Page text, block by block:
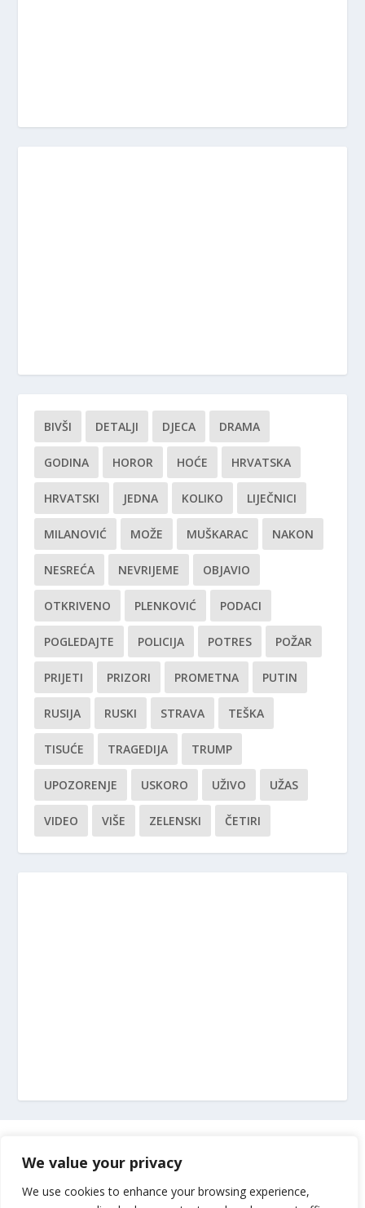
We value your privacy
We use cookies to enhance your browsing experience,
BIVŠI DETALJI DJECA DRAMA
GODINA HOROR HOĆE HRVATSKA
HRVATSKI JEDNA KOLIKO LIJEČNICI
MILANOVIĆ MOŽE MUŠKARAC NAKON
NESREĆA NEVRIJEME OBJAVIO
OTKRIVENO PLENKOVIĆ PODACI
POGLEDAJTE POLICIJA POTRES POŽAR
PRIJETI PRIZORI PROMETNA PUTIN
RUSIJA RUSKI STRAVA TEŠKA
TISUĆE TRAGEDIJA TRUMP
UPOZORENJE USKORO UŽIVO UŽAS
VIDEO VIŠE ZELENSKI ČETIRI
Impressum